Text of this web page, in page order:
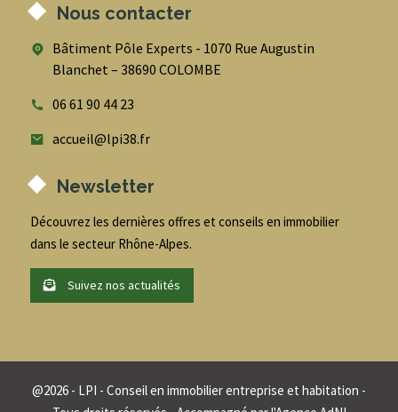
Nous contacter
Bâtiment Pôle Experts - 1070 Rue Augustin
Blanchet – 38690 COLOMBE
06 61 90 44 23
accueil@lpi38.fr
Newsletter
Découvrez les dernières offres et conseils en immobilier
dans le secteur Rhône-Alpes.
Suivez nos actualités
@2026 - LPI - Conseil en immobilier entreprise et habitation -